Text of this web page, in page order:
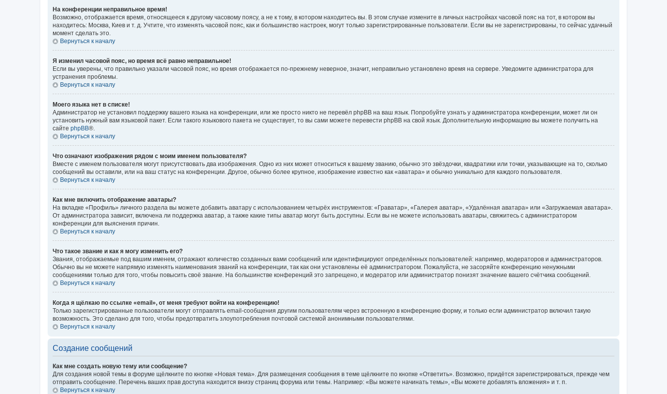
На конференции неправильное время!
Возможно, отображается время, относящееся к другому часовому поясу, а не к тому, в котором находитесь вы. В этом случае измените в личных настройках часовой пояс на тот, в котором вы
находитесь: Москва, Киев и т. д. Учтите, что изменять часовой пояс, как и большинство настроек, могут только зарегистрированные пользователи. Если вы не зарегистрированы, то сейчас удачный
момент сделать это.
Вернуться к началу
Я изменил часовой пояс, но время всё равно неправильное!
Если вы уверены, что правильно указали часовой пояс, но время отображается по-прежнему неверное, значит, неправильно установлено время на сервере. Уведомите администратора для
устранения проблемы.
Вернуться к началу
Моего языка нет в списке!
Администратор не установил поддержку вашего языка на конференции, или же просто никто не перевёл phpBB на ваш язык. Попробуйте узнать у администратора конференции, может ли он
установить нужный вам языковой пакет. Если такого языкового пакета не существует, то вы сами можете перевести phpBB на свой язык. Дополнительную информацию вы можете получить на
сайте phpBB®.
Вернуться к началу
Что означают изображения рядом с моим именем пользователя?
Вместе с именем пользователя могут присутствовать два изображения. Одно из них может относиться к вашему званию, обычно это звёздочки, квадратики или точки, указывающие на то, сколько
сообщений вы оставили, или на ваш статус на конференции. Другое, обычно более крупное, изображение известно как «аватара» и обычно уникально для каждого пользователя.
Вернуться к началу
Как мне включить отображение аватары?
На вкладке «Профиль» личного раздела вы можете добавить аватару с использованием четырёх инструментов: «Граватар», «Галерея аватар», «Удалённая аватара» или «Загружаемая аватара».
От администратора зависит, включена ли поддержка аватар, а также какие типы аватар могут быть доступны. Если вы не можете использовать аватары, свяжитесь с администратором
конференции для выяснения причин.
Вернуться к началу
Что такое звание и как я могу изменить его?
Звания, отображаемые под вашим именем, отражают количество созданных вами сообщений или идентифицируют определённых пользователей: например, модераторов и администраторов.
Обычно вы не можете напрямую изменять наименования званий на конференции, так как они установлены её администратором. Пожалуйста, не засоряйте конференцию ненужными
сообщениями только для того, чтобы повысить своё звание. На большинстве конференций это запрещено, и модератор или администратор понизят значение вашего счётчика сообщений.
Вернуться к началу
Когда я щёлкаю по ссылке «email», от меня требуют войти на конференцию!
Только зарегистрированные пользователи могут отправлять email-сообщения другим пользователям через встроенную в конференцию форму, и только если администратор включил такую
возможность. Это сделано для того, чтобы предотвратить злоупотребления почтовой системой анонимными пользователями.
Вернуться к началу
Создание сообщений
Как мне создать новую тему или сообщение?
Для создания новой темы в форуме щёлкните по кнопке «Новая тема». Для размещения сообщения в теме щёлкните по кнопке «Ответить». Возможно, придётся зарегистрироваться, прежде чем
отправить сообщение. Перечень ваших прав доступа находится внизу страниц форума или темы. Например: «Вы можете начинать темы», «Вы можете добавлять вложения» и т. п.
Вернуться к началу